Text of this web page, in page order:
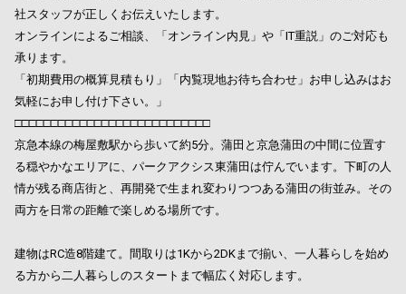
社スタッフが正しくお伝えいたします。
オンラインによるご相談、「オンライン内見」や「IT重説」のご対応も
承ります。
「初期費用の概算見積もり」「内覧現地お待ち合わせ」お申し込みはお
気軽にお申し付け下さい。」
□□□□□□□□□□□□□□□□□□□□□□□□□□□
京急本線の梅屋敷駅から歩いて約5分。蒲田と京急蒲田の中間に位置す
る穏やかなエリアに、パークアクシス東蒲田は佇んでいます。下町の人
情が残る商店街と、再開発で生まれ変わりつつある蒲田の街並み。その
両方を日常の距離で楽しめる場所です。
建物はRC造8階建て。間取りは1Kから2DKまで揃い、一人暮らしを始め
る方から二人暮らしのスタートまで幅広く対応します。